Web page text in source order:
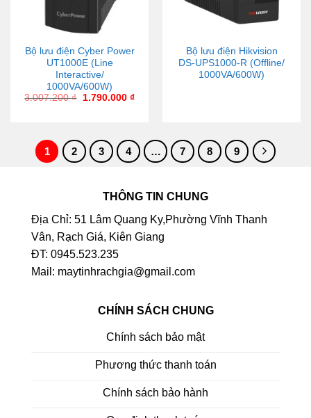
Bộ lưu điện Cyber Power
UT1000E (Line
Interactive/
1000VA/600W)
3.007.200₫ 1.790.000 ₫
Bộ lưu điện Hikvision
DS-UPS1000-R (Offline/
1000VA/600W)
1 2 3 4 … 7 8 9
THÔNG TIN CHUNG
Địa Chỉ: 51 Lâm Quang Ky,Phường Vĩnh Thanh
Vân, Rạch Giá, Kiên Giang
ĐT: 0945.523.235
Mail: maytinhrachgia@gmail.com
CHÍNH SÁCH CHUNG
Chính sách bảo mật
Phương thức thanh toán
Chính sách bảo hành